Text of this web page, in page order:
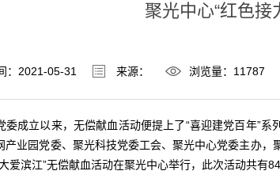
聚光中心“红色
：2021-05-31 来源： 浏览量：11787
委成立以来，无偿献血活动便提上了“喜迎建党百年”
产业园党委、聚光科技党委工会、聚光中心党委主办
爱滨江”无偿献血活动在聚光中心举行，此次活动共有